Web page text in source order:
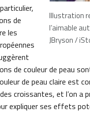
Illustration
l’aimable
JBryson /
de
les
de couleur de peau
de peau claire est
croissantes, et l’on a
expliquer ses effets